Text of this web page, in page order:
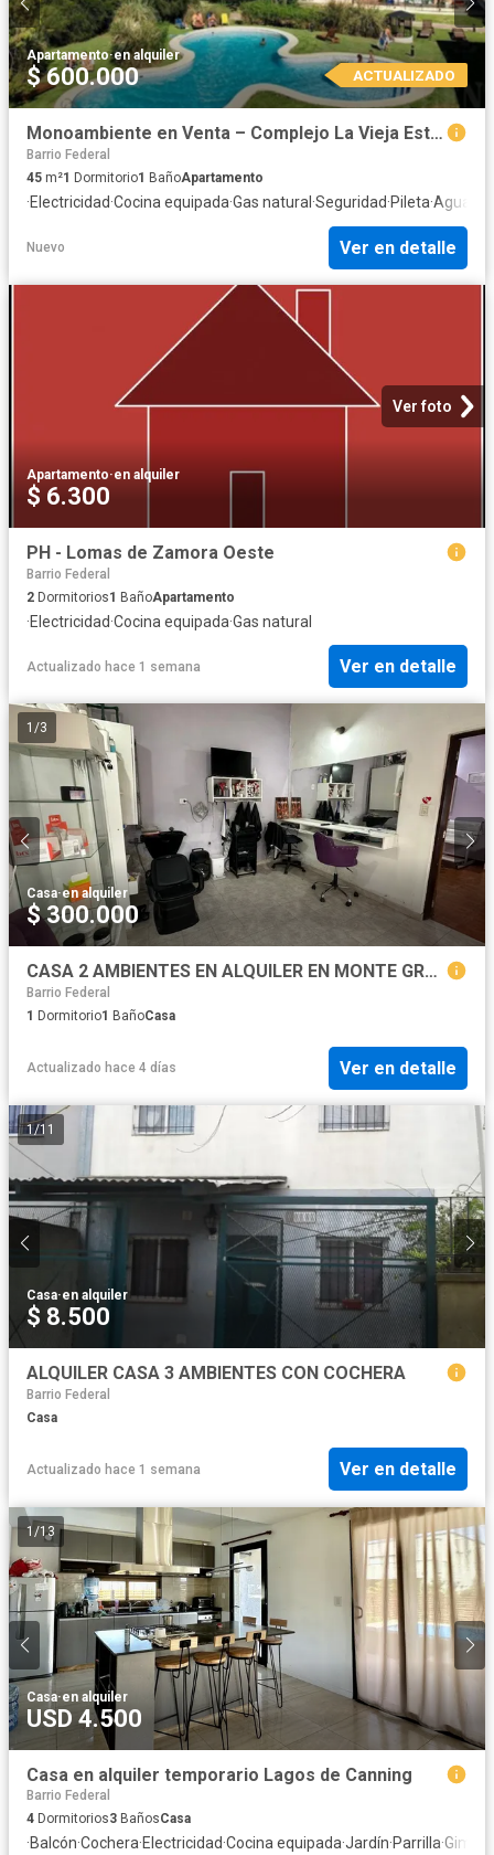
Apartamento·en alquiler
$ 600.000 ACTUALIZADO
Monoambiente en Venta – Complejo La Vieja Estación, Canning
Barrio Federal
45 m²1 Dormitorio1 BañoApartamento
·Electricidad·Cocina equipada·Gas natural ·Seguridad·Pileta·Agua
Nuevo Ver en detalle
Ver foto
Apartamento·en alquiler
$ 6.300
PH - Lomas de Zamora Oeste
Barrio Federal
2 Dormitorios1 BañoApartamento
·Electricidad·Cocina equipada·Gas natural
Actualizado hace 1 semana Ver en detalle
1 /3
Casa·en alquiler
$ 300.000
CASA 2 AMBIENTES EN ALQUILER EN MONTE GRANDE
Barrio Federal
1 Dormitorio1 BañoCasa
Actualizado hace 4 días Ver en detalle
1/11
Casa·en alquiler
$ 8.500
ALQUILER CASA 3 AMBIENTES CON COCHERA
Barrio Federal
Casa
Actualizado hace 1 semana Ver en detalle
1/13
Casa·en alquiler
USD 4.500
Casa en alquiler temporario Lagos de Canning
Barrio Federal
4 Dormitorios3 BañosCasa
·Balcón·Cochera·Electricidad·Cocina equipada·Jardín·Parrilla·